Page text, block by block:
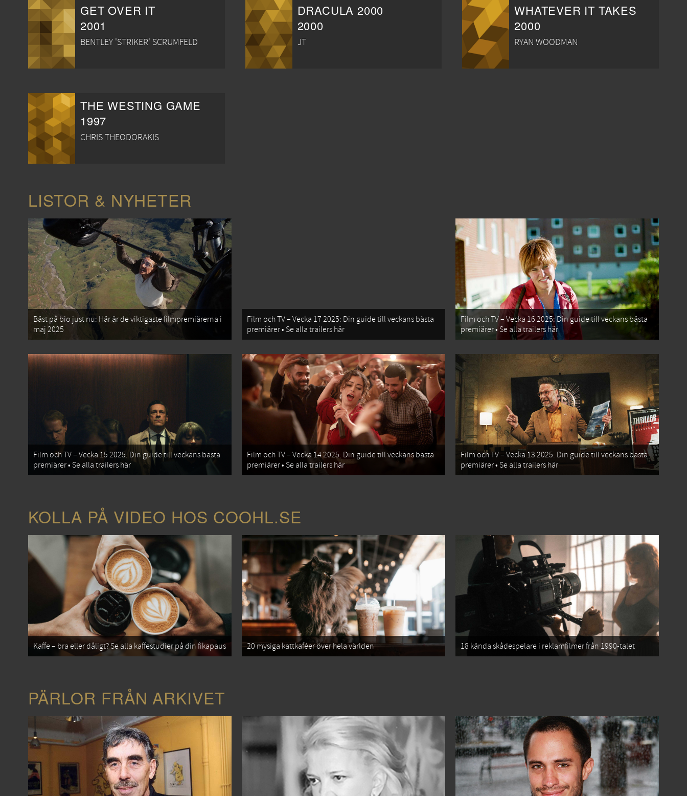
GET OVER IT
2001
BENTLEY 'STRIKER' SCRUMFELD
DRACULA 2000
2000
JT
WHATEVER IT TAKES
2000
RYAN WOODMAN
THE WESTING GAME
1997
CHRIS THEODORAKIS
LISTOR & NYHETER
Bäst på bio just nu: Här är de viktigaste filmpremiärerna i
maj 2025
Film och TV – Vecka 17 2025: Din guide till veckans bästa
premiärer • Se alla trailers här
Film och TV – Vecka 16 2025: Din guide till veckans bästa
premiärer • Se alla trailers här
Film och TV – Vecka 15 2025: Din guide till veckans bästa
premiärer • Se alla trailers här
Film och TV – Vecka 14 2025: Din guide till veckans bästa
premiärer • Se alla trailers här
Film och TV – Vecka 13 2025: Din guide till veckans bästa
premiärer • Se alla trailers här
KOLLA PÅ VIDEO HOS COOHL.SE
Kaffe – bra eller dåligt? Se alla kaffestudier på din fikapaus 20 mysiga kattkaféer över hela världen 18 kända skådespelare i reklamfilmer från 1990-talet
PÄRLOR FRÅN ARKIVET